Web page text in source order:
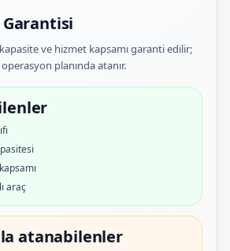
Garantisi
kapasite ve hizmet kapsamı garanti edilir;
planında atanır.
araç
atanabilenler